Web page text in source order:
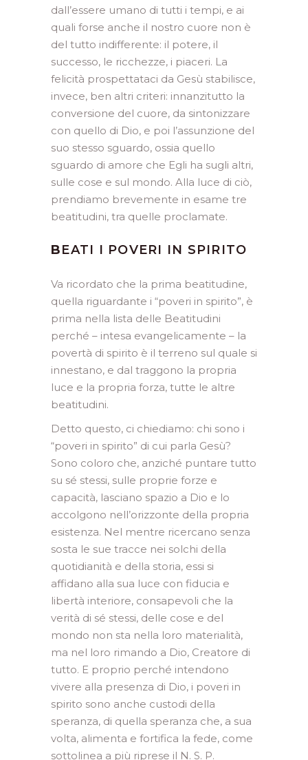
dall’essere umano di tutti i tempi, e ai
quali forse anche il nostro cuore non è
del tutto indifferente: il potere, il
successo, le ricchezze, i piaceri. La
felicità prospettataci da Gesù stabilisce,
invece, ben altri criteri: innanzitutto la
conversione del cuore, da sintonizzare
con quello di Dio, e poi l’assunzione del
suo stesso sguardo, ossia quello
sguardo di amore che Egli ha sugli altri,
sulle cose e sul mondo. Alla luce di ciò,
prendiamo brevemente in esame tre
beatitudini, tra quelle proclamate.
BEATI I POVERI IN SPIRITO
Va ricordato che la prima beati­tudine,
quella riguardante i “poveri in spirito”, è
prima nella lista delle Beatitudini
perché – intesa evangelicamente – la
povertà di spirito è il terreno sul quale si
innestano, e dal traggono la propria
luce e la propria forza, tutte le altre
beatitudini.
Detto questo, ci chiediamo: chi sono i
“poveri in spirito” di cui parla Gesù?
Sono coloro che, anziché puntare tutto
su sé stessi, sulle proprie forze e
capacità, lasciano spazio a Dio e lo
accolgono nell’orizzonte della propria
esistenza. Nel mentre ricercano senza
sosta le sue tracce nei solchi della
quotidianità e della storia, essi si
affidano alla sua luce con fiducia e
libertà interiore, consapevoli che la
verità di sé stessi, delle cose e del
mondo non sta nella loro materialità,
ma nel loro rimando a Dio, Creatore di
tutto. E proprio perché intendono
vivere alla presenza di Dio, i poveri in
spirito sono anche custodi della
speranza, di quella speranza che, a sua
volta, alimenta e fortifica la fede, come
sottolinea a più riprese il N. S. P.